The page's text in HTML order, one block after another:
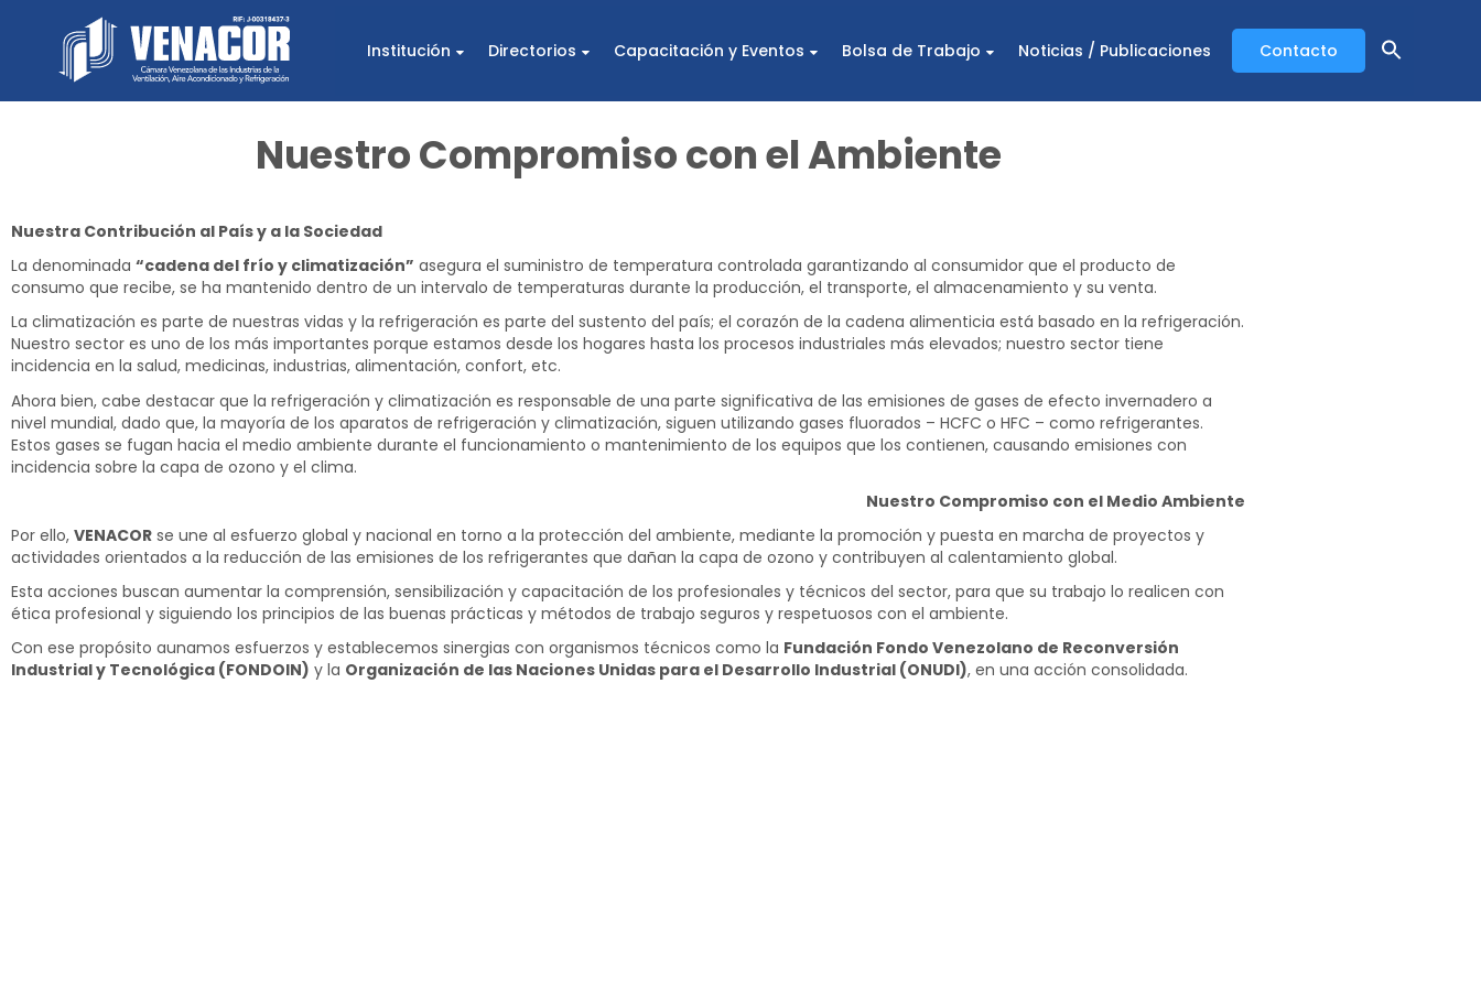
Venacor
Cámara Venezolana de las Industrias de Ventilación, Aire Acondicionado y Refrigeración
Institución Directorios Capacitación y Eventos Bolsa de Trabajo Noticias / Publicaciones Contacto
Nuestro Compromiso con el Ambiente
Nuestra Contribución al País y a la Sociedad
La denominada “cadena del frío y climatización” asegura el suministro de temperatura controlada garantizando al consumidor que el producto de
consumo que recibe, se ha mantenido dentro de un intervalo de temperaturas durante la producción, el transporte, el almacenamiento y su venta.
La climatización es parte de nuestras vidas y la refrigeración es parte del sustento del país; el corazón de la cadena alimenticia está basado en la refrigeración.
Nuestro sector es uno de los más importantes porque estamos desde los hogares hasta los procesos industriales más elevados; nuestro sector tiene
incidencia en la salud, medicinas, industrias, alimentación, confort, etc.
Ahora bien, cabe destacar que la refrigeración y climatización es responsable de una parte significativa de las emisiones de gases de efecto invernadero a
nivel mundial, dado que, la mayoría de los aparatos de refrigeración y climatización, siguen utilizando gases fluorados – HCFC o HFC – como refrigerantes.
Estos gases se fugan hacia el medio ambiente durante el funcionamiento o mantenimiento de los equipos que los contienen, causando emisiones con
incidencia sobre la capa de ozono y el clima.
Nuestro Compromiso con el Medio Ambiente
Por ello, VENACOR se une al esfuerzo global y nacional en torno a la protección del ambiente, mediante la promoción y puesta en marcha de proyectos y
actividades orientados a la reducción de las emisiones de los refrigerantes que dañan la capa de ozono y contribuyen al calentamiento global.
Esta acciones buscan aumentar la comprensión, sensibilización y capacitación de los profesionales y técnicos del sector, para que su trabajo lo realicen con
ética profesional y siguiendo los principios de las buenas prácticas y métodos de trabajo seguros y respetuosos con el ambiente.
Con ese propósito aunamos esfuerzos y establecemos sinergias con organismos técnicos como la Fundación Fondo Venezolano de Reconversión
Industrial y Tecnológica (FONDOIN) y la Organización de las Naciones Unidas para el Desarrollo Industrial (ONUDI), en una acción consolidada.